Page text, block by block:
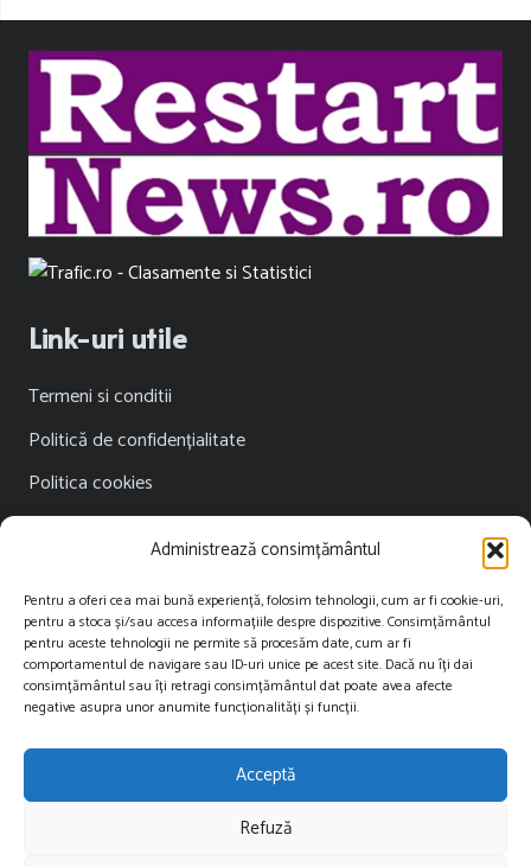
Administrează consimțământul
Pentru a oferi cea mai bună experiență, folosim tehnologii, cum ar fi cookie-uri,
pentru a stoca și/sau accesa informațiile despre dispozitive. Consimțământul
pentru aceste tehnologii ne permite să procesăm date, cum ar fi
comportamentul de navigare sau ID-uri unice pe acest site. Dacă nu îți dai
consimțământul sau îți retragi consimțământul dat poate avea afecte
negative asupra unor anumite funcționalități și funcții.
Acceptă
Refuză
Link-uri utile
Termeni si conditii
Politică de confidențialitate
Politica cookies
Publicitate
Contact
contact@restartnews.ro
publicitate@restartnews.ro
+40756822613